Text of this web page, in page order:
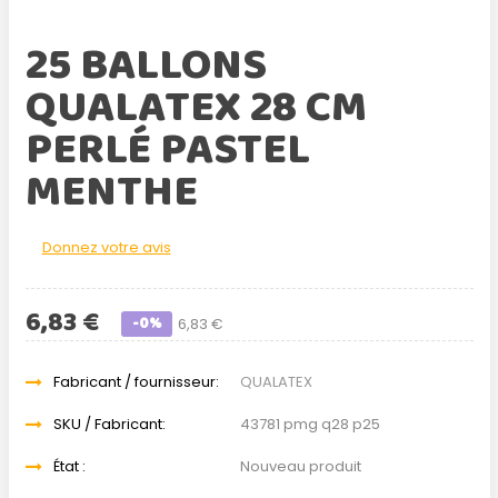
25 BALLONS
QUALATEX 28 CM
PERLÉ PASTEL
MENTHE
Donnez votre avis
6,83 €
6,83 € -0%
Fabricant / fournisseur:
QUALATEX
SKU / Fabricant:
43781 pmg q28 p25
État :
Nouveau produit